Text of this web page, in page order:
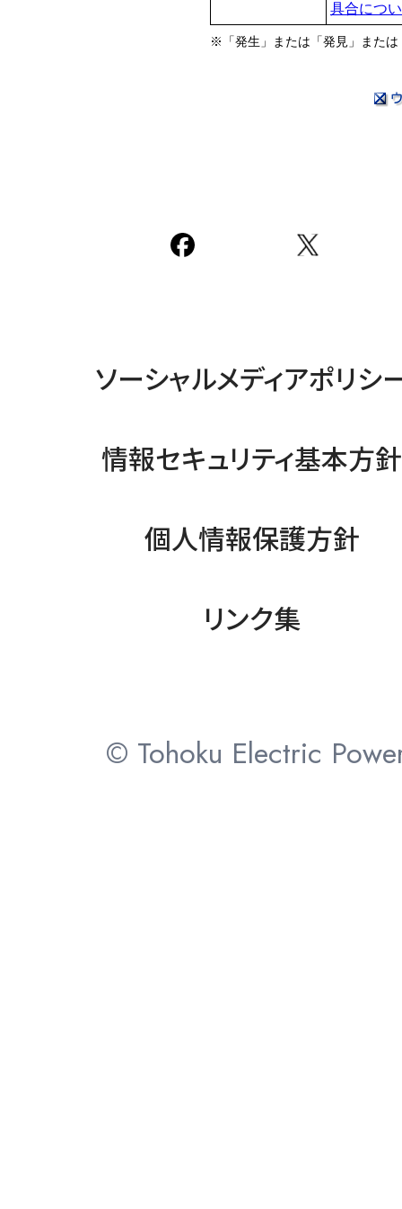
具合につ
※「発生」または「発見」また
ソーシャルメディアポリシ
情報セキュリティ基本方針
個人情報保護方針
リンク集
© Tohoku Electric